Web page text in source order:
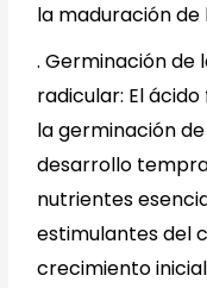
la maduración de
. Germinación de
radicular: El
la germinación
desarrollo
nutrientes
estimulantes del
crecimiento